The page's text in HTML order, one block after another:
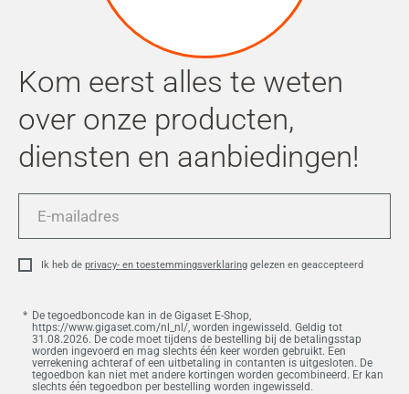
Kom eerst alles te weten
over onze producten,
diensten en aanbiedingen!
mailadres
Ik heb de privacy- en toestemmingsverklaring gelezen en geaccepteerd
De tegoedboncode kan in de Gigaset E-Shop,
https://www.gigaset.com/nl_nl/, worden ingewisseld. Geldig tot
31.08.2026. De code moet tijdens de bestelling bij de betalingsstap
worden ingevoerd en mag slechts één keer worden gebruikt. Een
verrekening achteraf of een uitbetaling in contanten is uitgesloten. De
tegoedbon kan niet met andere kortingen worden gecombineerd. Er kan
slechts één tegoedbon per bestelling worden ingewisseld.